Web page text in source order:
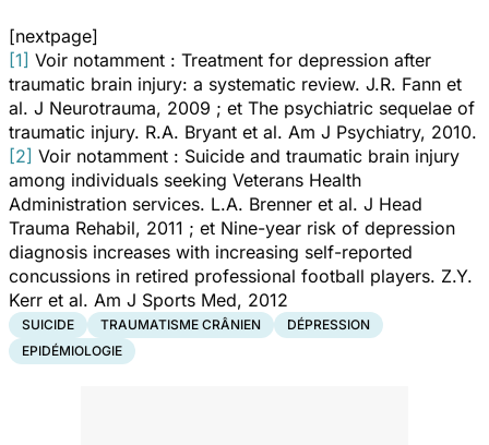
[nextpage]
[1] Voir notamment : Treatment for depression after
traumatic brain injury: a systematic review. J.R. Fann et
al. J Neurotrauma, 2009 ; et The psychiatric sequelae of
traumatic injury. R.A. Bryant et al. Am J Psychiatry, 2010.
[2] Voir notamment : Suicide and traumatic brain injury
among individuals seeking Veterans Health
Administration services. L.A. Brenner et al. J Head
Trauma Rehabil, 2011 ; et Nine-year risk of depression
diagnosis increases with increasing self-reported
concussions in retired professional football players. Z.Y.
Kerr et al. Am J Sports Med, 2012
SUICIDE TRAUMATISME CRÂNIEN
DÉPRESSION
EPIDÉMIOLOGIE